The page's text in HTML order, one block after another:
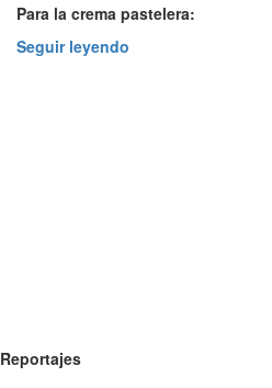
Para la crema pastelera:
Seguir leyendo
Reportajes